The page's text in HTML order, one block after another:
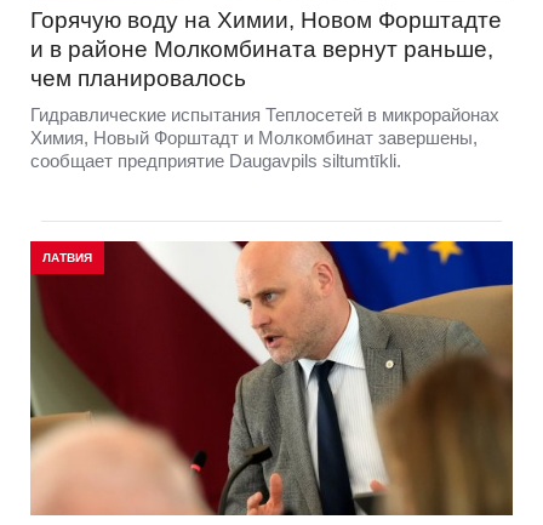
Горячую воду на Химии, Новом Форштадте
и в районе Молкомбината вернут раньше,
чем планировалось
Гидравлические испытания Теплосетей в микрорайонах
Химия, Новый Форштадт и Молкомбинат завершены,
сообщает предприятие Daugavpils siltumtīkli.
ЛАТВИЯ